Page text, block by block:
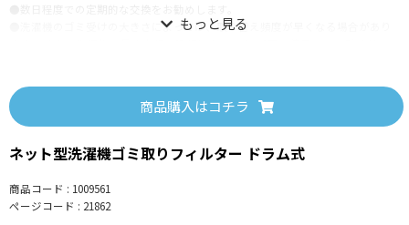
●洗濯機のゴミ受けの大きさによっては、取り替え頻度が早くなる場合があり
ゴミ受けへの固定が不十分な場合、または勢いよく引き出すと、ネットが穴に
取り残される恐れがあります。
＜洗濯の途中にエラー表示が出て、運転停止になったら＞
●ゴミ受けや排水ホース、排水口などの排水経路に、汚れの付着や詰まりが生
じると排水エラー表示やお手入れサインが出て、運転が停止する恐れがありま
す。
●洗濯槽内に水が溜まった状態で洗濯機の扉やゴミ受けを開けないでくださ
商品購入はコチラ
ネット型洗濯機ゴミ取りフィルター ドラム式
商品コード : 1009561
ページコード : 21862